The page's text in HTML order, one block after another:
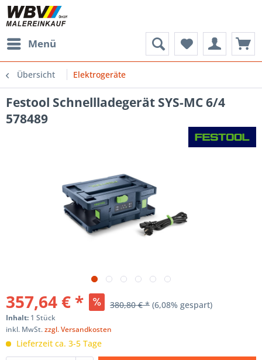
Menü
Übersicht Elektrogeräte
Festool Schnellladegerät SYS-MC 6/4
578489
357,64 € * 380,80 € * (6,08% gespart)
Inhalt: 1 Stück
inkl. MwSt.zzgl. Versandkosten
Lieferzeit ca. 3-5 Tage